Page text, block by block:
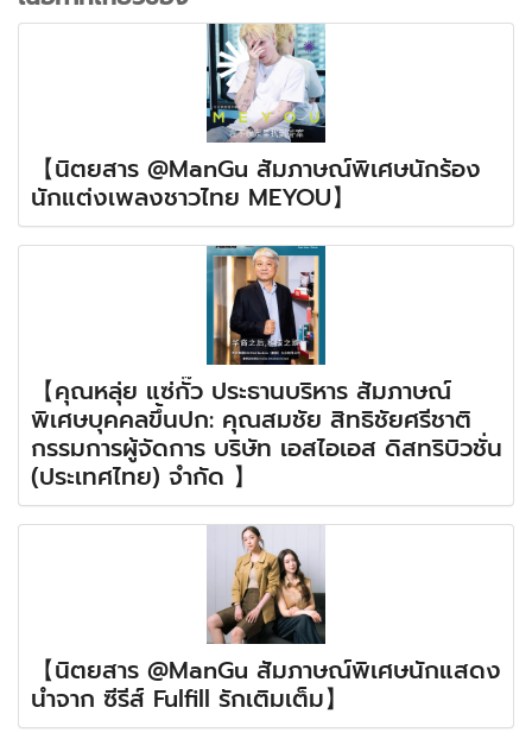
【นิตยสาร @ManGu สัมภาษณ์พิเศษนักร้อง
นักแต่งเพลงชาวไทย MEYOU】
【คุณหลุ่ย แซ่กั๊ว ประธานบริหาร สัมภาษณ์
พิเศษบุคคลขึ้นปก: คุณสมชัย สิทธิชัยศรีชาติ
กรรมการผู้จัดการ บริษัท เอสไอเอส ดิสทริบิวชั่น
(ประเทศไทย) จำกัด 】
【นิตยสาร @ManGu สัมภาษณ์พิเศษนักแสดง
นำจาก ซีรีส์ Fulfill รักเติมเต็ม】